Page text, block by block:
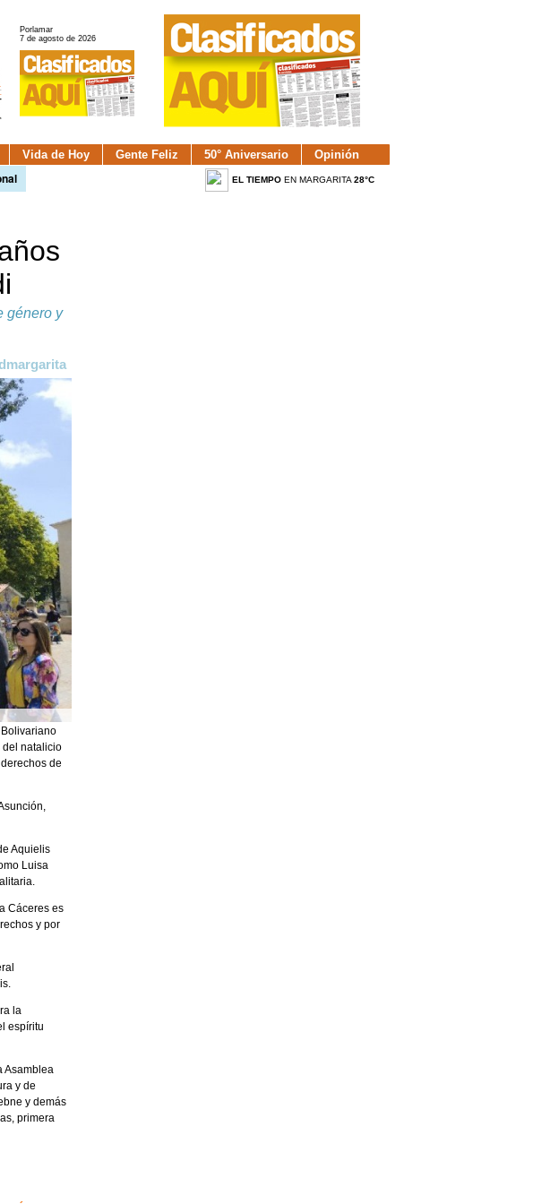
Porlamar
7 de agosto de 2026
Vida de Hoy Gente Feliz 50° Aniversario Opinión
EL TIEMPOEN MARGARITA 28°C
género y
del natalicio
de
Aquielis
Luisa
Cáceres es
y por
la
espíritu
Asamblea
y de
y demás
primera